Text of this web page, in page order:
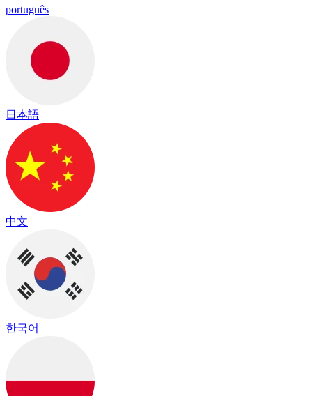
português
日本語
中文
한국어